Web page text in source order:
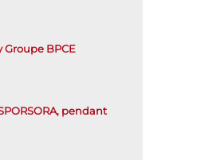
Groupe BPCE
pendant